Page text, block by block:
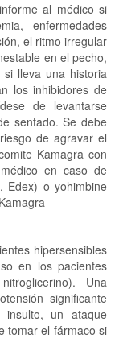
al médico si
enfermedades
el ritmo irregular
en el pecho,
lleva una historia
los inhibidores de
de levantarse
sentado. Se debe
de agravar el
Kamagra con
en caso de
Edex) o yohimbine
hipersensibles
en los pacientes
Una
significante
un ataque
tomar el fármaco si